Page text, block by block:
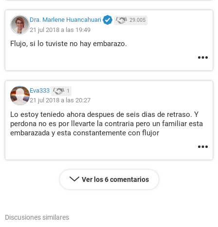
Dra. Marlene Huancahuari 29.005
21 jul 2018 a las 19:49
Flujo, si lo tuviste no hay embarazo.
Eva333 1
21 jul 2018 a las 20:27
Lo estoy teniedo ahora despues de seis dias de retraso. Y
perdona no es por llevarte la contraria pero un familiar esta
embarazada y esta constantemente con flujor
Ver los 6 comentarios
Discusiones similares